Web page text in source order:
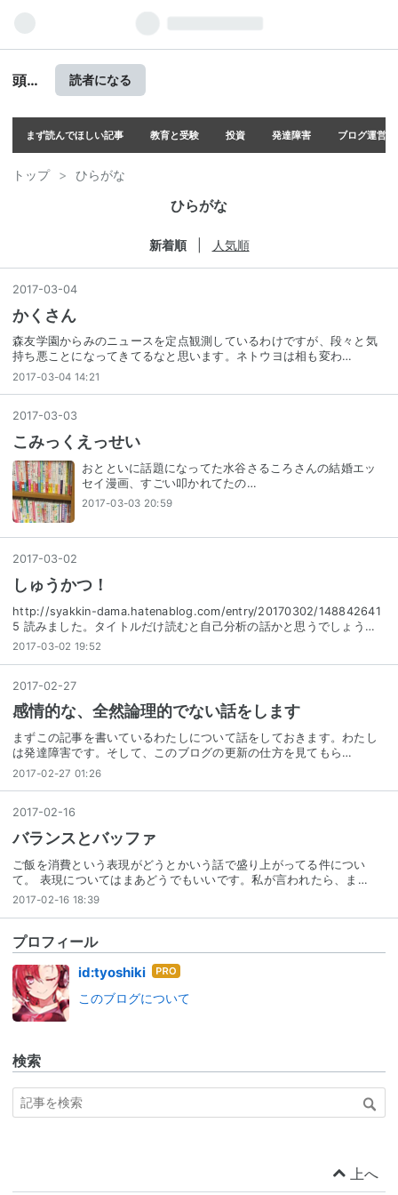
頭の
ミカ
ンを
のせ
る
読者になる
まず読んでほしい記事 教育と受験 投資 発達障害 ブログ運営
トップ > ひらがな
ひらがな
新着順 人気順
2017-03-04
かくさん
森友学園からみのニュースを定点観測しているわけですが、段々と気
持ち悪ことになってきてるなと思います。ネトウヨは相も変わ…
2017-03-04 14:21
2017-03-03
こみっくえっせい
おとといに話題になってた水谷さるころさんの結婚エッ
セイ漫画、すごい叩かれてたの…
2017-03-03 20:59
2017-03-02
しゅうかつ！
http://syakkin-dama.hatenablog.com/entry/20170302/148842641
5 読みました。タイトルだけ読むと自己分析の話かと思うでしょう…
2017-03-02 19:52
2017-02-27
感情的な、全然論理的でない話をします
まずこの記事を書いているわたしについて話をしておきます。わたし
は発達障害です。そして、このブログの更新の仕方を見てもら…
2017-02-27 01:26
2017-02-16
バランスとバッファ
ご飯を消費という表現がどうとかいう話で盛り上がってる件につい
て。 表現についてはまあどうでもいいです。私が言われたら、ま…
2017-02-16 18:39
プロフィール
id:tyoshiki はて
ログ
このブログについて
検索
上へ